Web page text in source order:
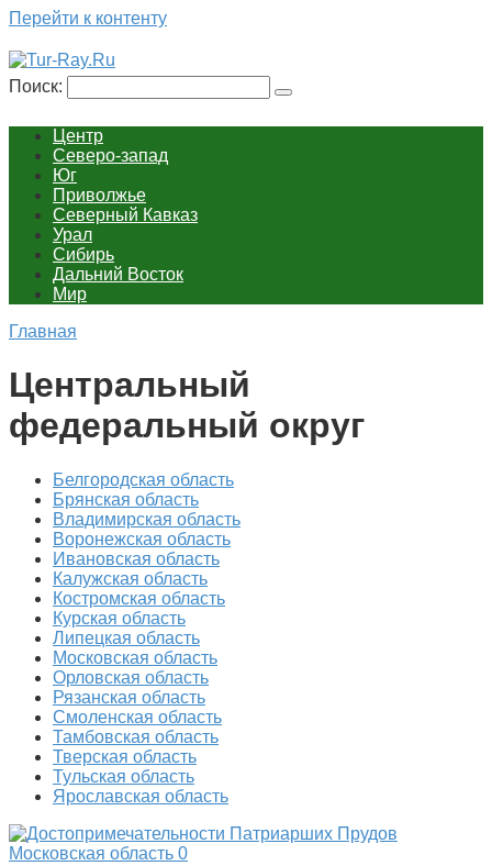
Перейти к контенту
Поиск:
Центр
Северо-запад
Юг
Приволжье
Северный Кавказ
Урал
Сибирь
Дальний Восток
Мир
Главная
Центральный
федеральный округ
Белгородская область
Брянская область
Владимирская область
Воронежская область
Ивановская область
Калужская область
Костромская область
Курская область
Липецкая область
Московская область
Орловская область
Рязанская область
Смоленская область
Тамбовская область
Тверская область
Тульская область
Ярославская область
Московская область 0